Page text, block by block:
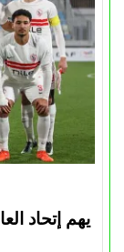
يهم إتحاد